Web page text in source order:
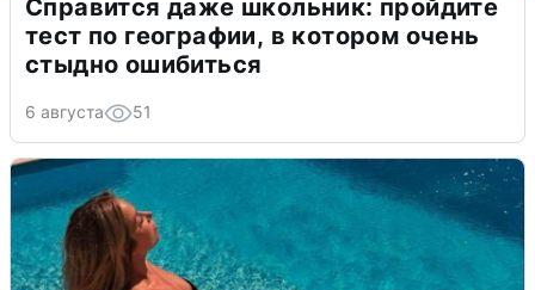
Справится даже школьник: пройдите
тест по географии, в котором очень
стыдно ошибиться
6 августа 51